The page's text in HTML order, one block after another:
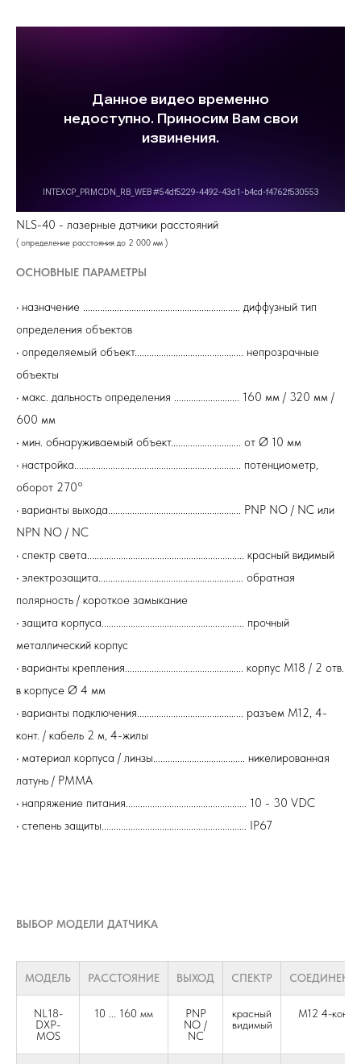
NLS-40 - лазерные датчики расстояний
( определение расстояния до 2 000 мм )
ОСНОВНЫЕ ПАРАМЕТРЫ
• назначение ................................................................. диффузный тип
определения объектов
• определяемый объект............................................. непрозрачные
объекты
• макс. дальность определения ........................... 160 мм / 320 мм /
600 мм
• мин. обнаруживаемый объект............................. от Ø 10 мм
• настройка..................................................................... потенциометр,
оборот 270°
• варианты выхода....................................................... PNP NO / NC или
NPN NO / NC
• спектр света................................................................. красный видимый
• электрозащита............................................................ обратная
полярность / короткое замыкание
• защита корпуса........................................................... прочный
металлический корпус
• варианты крепления................................................. корпус М18 / 2 отв.
в корпусе Ø 4 мм
• варианты подключения............................................ разъем М12, 4-
конт. / кабель 2 м, 4-жилы
• материал корпуса / линзы...................................... никелированная
латунь / PMMA
• напряжение питания.................................................. 10 - 30 VDC
• степень защиты............................................................ IP67
ВЫБОР МОДЕЛИ ДАТЧИКА
МОДЕЛЬ РАССТОЯНИЕ ВЫХОД СПЕКТР
NL18-
DXP-
MOS
10 ... 160 мм
PNP
NO /
NC
красный
видимый
М12 4-конт.